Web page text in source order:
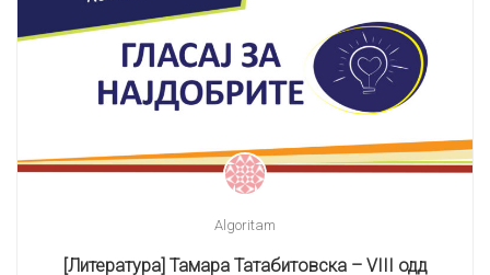
Algoritam
[Литература] Тамара Татабитовска – VIII одд